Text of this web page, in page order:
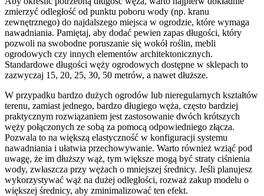
zmierzyć odległość od punktu poboru wody (np. kranu
zewnętrznego) do najdalszego miejsca w ogrodzie, które wymaga
nawadniania. Pamiętaj, aby dodać pewien zapas długości, który
pozwoli na swobodne poruszanie się wokół roślin, mebli
ogrodowych czy innych elementów architektonicznych.
Standardowe długości węży ogrodowych dostępne w sklepach to
zazwyczaj 15, 20, 25, 30, 50 metrów, a nawet dłuższe.
W przypadku bardzo dużych ogrodów lub nieregularnych kształtów
terenu, zamiast jednego, bardzo długiego węża, często bardziej
praktycznym rozwiązaniem jest zastosowanie dwóch krótszych
węży połączonych ze sobą za pomocą odpowiedniego złącza.
Pozwala to na większą elastyczność w konfiguracji systemu
nawadniania i ułatwia przechowywanie. Warto również wziąć pod
uwagę, że im dłuższy wąż, tym większe mogą być straty ciśnienia
wody, zwłaszcza przy wężach o mniejszej średnicy. Jeśli planujesz
wykorzystywać wąż na dużej odległości, rozważ zakup modelu o
większej średnicy, aby zminimalizować ten efekt.